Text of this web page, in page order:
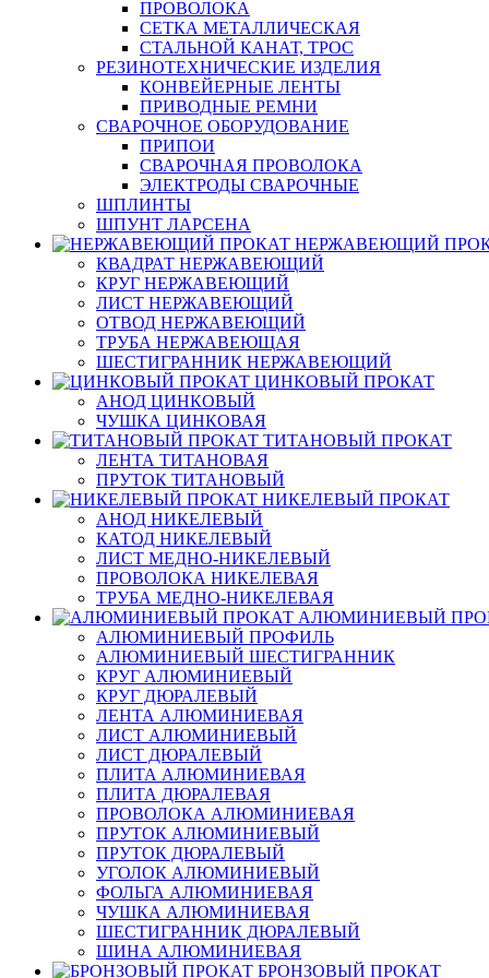
ПРОВОЛОКА
СЕТКА МЕТАЛЛИЧЕСКАЯ
СТАЛЬНОЙ КАНАТ, ТРОС
РЕЗИНОТЕХНИЧЕСКИЕ ИЗДЕЛИЯ
КОНВЕЙЕРНЫЕ ЛЕНТЫ
ПРИВОДНЫЕ РЕМНИ
СВАРОЧНОЕ ОБОРУДОВАНИЕ
ПРИПОИ
СВАРОЧНАЯ ПРОВОЛОКА
ЭЛЕКТРОДЫ СВАРОЧНЫЕ
ШПЛИНТЫ
ШПУНТ ЛАРСЕНА
НЕРЖАВЕЮЩИЙ
КВАДРАТ НЕРЖАВЕЮЩИЙ
КРУГ НЕРЖАВЕЮЩИЙ
ЛИСТ НЕРЖАВЕЮЩИЙ
ОТВОД НЕРЖАВЕЮЩИЙ
ТРУБА НЕРЖАВЕЮЩАЯ
ШЕСТИГРАННИК НЕРЖАВЕЮЩИЙ
ЦИНКОВЫЙ ПРОКАТ
АНОД ЦИНКОВЫЙ
ЧУШКА ЦИНКОВАЯ
ТИТАНОВЫЙ ПРОКАТ
ЛЕНТА ТИТАНОВАЯ
ПРУТОК ТИТАНОВЫЙ
НИКЕЛЕВЫЙ ПРОКАТ
АНОД НИКЕЛЕВЫЙ
КАТОД НИКЕЛЕВЫЙ
ЛИСТ МЕДНО-НИКЕЛЕВЫЙ
ПРОВОЛОКА НИКЕЛЕВАЯ
ТРУБА МЕДНО-НИКЕЛЕВАЯ
АЛЮМИНИЕВЫЙ
АЛЮМИНИЕВЫЙ ПРОФИЛЬ
АЛЮМИНИЕВЫЙ ШЕСТИГРАННИК
КРУГ АЛЮМИНИЕВЫЙ
КРУГ ДЮРАЛЕВЫЙ
ЛЕНТА АЛЮМИНИЕВАЯ
ЛИСТ АЛЮМИНИЕВЫЙ
ЛИСТ ДЮРАЛЕВЫЙ
ПЛИТА АЛЮМИНИЕВАЯ
ПЛИТА ДЮРАЛЕВАЯ
ПРОВОЛОКА АЛЮМИНИЕВАЯ
ПРУТОК АЛЮМИНИЕВЫЙ
ПРУТОК ДЮРАЛЕВЫЙ
УГОЛОК АЛЮМИНИЕВЫЙ
ФОЛЬГА АЛЮМИНИЕВАЯ
ЧУШКА АЛЮМИНИЕВАЯ
ШЕСТИГРАННИК ДЮРАЛЕВЫЙ
ШИНА АЛЮМИНИЕВАЯ
БРОНЗОВЫЙ ПРОКАТ